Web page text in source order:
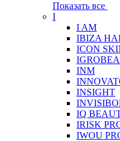
Показать все
I
I AM
IBIZA
ICON
INM
INSIGHT
IQ
IRISK
IWOU